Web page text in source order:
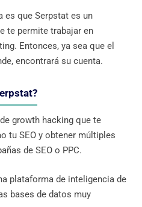
es que Serpstat es un
te permite trabajar en
Entonces, ya sea que el
encontrará su cuenta.
growth hacking que te
tu SEO y obtener múltiples
de SEO o PPC.
plataforma de inteligencia de
bases de datos muy